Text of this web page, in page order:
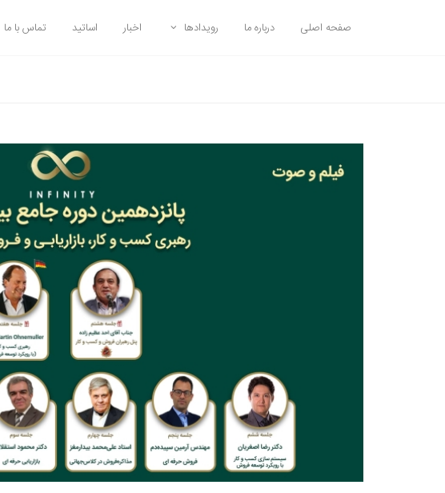
صفحه اصلی درباره ما رویدادها اخبار اساتید تماس با ما